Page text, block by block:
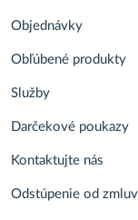
Objednávky
Obľúbené produkty
Služby
Darčekové poukazy
Kontaktujte nás
Odstúpenie od